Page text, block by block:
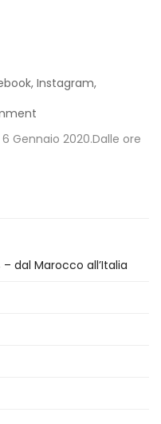
, Instagram,
Gennaio 2020.Dalle ore
dal Marocco all’Italia